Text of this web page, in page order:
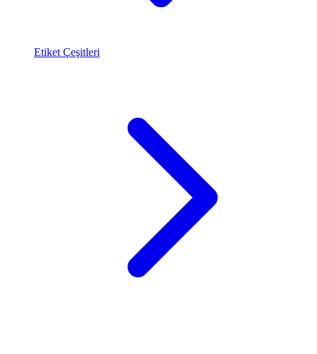
Etiket Çeşitleri